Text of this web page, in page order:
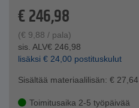
€246,98
(€ 9,88 / pala)
sis. ALV€ 246,98
lisäksi € 24,00 postituskulut
Sisältää materiaalilisän: € 27,64
Toimitusaika 2-5 työpäivää